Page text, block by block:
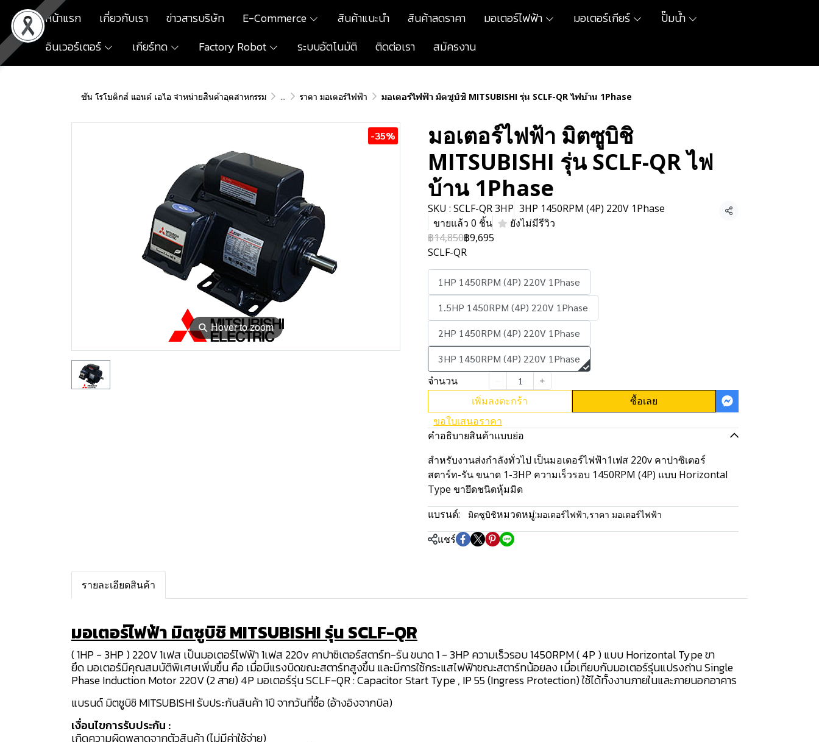
หน้าแรก เกี่ยวกับเรา ข่าวสารบริษัท E-Commerce สินค้าแนะนำ สินค้าลดราคา มอเตอร์ไฟฟ้า มอเตอร์เกียร์
ปั๊มน้ำ
อินเวอร์เตอร์
เกียร์ทด Factory Robot ระบบอัตโนมัติ ติดต่อเรา สมัครงาน
ซัน โรโบติกส์ แอนด์ เอไอ จำหน่ายสินค้าอุตสาหกรรม ... ราคา มอเตอร์ไฟฟ้า มอเตอร์ไฟฟ้า มิตซูบิชิ MITSUBISHI รุ่น SCLF-QR ไฟบ้าน 1Phase
⚲Hover to zoom
-35%
มอเตอร์ไฟฟ้า มิตซูบิชิ
MITSUBISHI รุ่น SCLF-QR ไฟ
บ้าน 1Phase
SKU : SCLF-QR 3HP 3HP 1450RPM (4P) 220V 1Phase
ขายแล้ว 0 ชิ้น
ยังไม่มีรีวิว
แชร์
฿14,850฿9,695
SCLF-QR
1HP 1450RPM (4P) 220V 1Phase
1.5HP 1450RPM (4P) 220V 1Phase
2HP 1450RPM (4P) 220V 1Phase
3HP 1450RPM (4P) 220V 1Phase
จำนวน
เพิ่มลงตะกร้า
ซื้อเลย
ขอใบเสนอราคา
คำอธิบายสินค้าแบบย่อ
สำหรับงานส่งกำลังทั่วไป เป็นมอเตอร์ไฟฟ้า1เฟส 220v คาปาซิเตอร์
สตาร์ท-รัน ขนาด 1-3HP ความเร็วรอบ 1450RPM (4P) แบบ Horizontal
Type ขายึดชนิดหุ้มมิด
แบรนด์:
มิตซูบิชิหมวดหมู่:มอเตอร์ไฟฟ้า,ราคา มอเตอร์ไฟฟ้า
แชร์
รายละเอียดสินค้า
มอเตอร์ไฟฟ้า มิตซูบิชิ MITSUBISHI รุ่น SCLF-QR
( 1HP - 3HP ) 220V 1เฟส เป็นมอเตอร์ไฟฟ้า 1เฟส 220v คาปาซิเตอร์สตาร์ท-รัน ขนาด 1 - 3HP ความเร็วรอบ 1450RPM ( 4P ) แบบ Horizontal Type ขา
ยึด มอเตอร์มีคุณสมบัติพิเศษเพิ่มขึ้น คือ เมื่อมีแรงบิดขณะสตาร์ทสูงขึ้น และมีการใช้กระแสไฟฟ้าขณะสตาร์ทน้อยลง เมื่อเทียบกับมอเตอร์รุ่นแปรงถ่าน Single
Phase Induction Motor 220V (2 สาย) 4P มอเตอร์รุ่น SCLF-QR : Capacitor Start Type , IP 55 (Ingress Protection) ใช้ได้ทั้งงานภายในและภายนอกอาคาร
แบรนด์ มิตซูบิชิ MITSUBISHI รับประกันสินค้า 1ปี จากวันที่ซื้อ (อ้างอิงจากบิล)
เงื่อนไขการรับประกัน :
เกิดความผิดพลาดจากตัวสินค้า (ไม่มีค่าใช้จ่าย)